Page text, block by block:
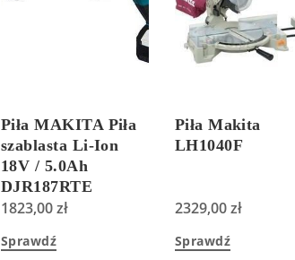
Piła MAKITA Piła
szablasta Li-Ion
18V / 5.0Ah
DJR187RTE
1823,00zł
Sprawdź
Piła Makita
LH1040F
2329,00zł
Sprawdź